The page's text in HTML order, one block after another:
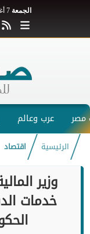
الجمعة 7 أغسطس 2026
عرب وعالم
الرئيسية اقتصاد
خدمات